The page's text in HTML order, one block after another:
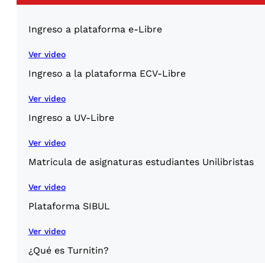
Ingreso a plataforma e-Libre
Ver video
Ingreso a la plataforma ECV-Libre
Ver video
Ingreso a UV-Libre
Ver video
Matricula de asignaturas estudiantes Unilibristas
Ver video
Plataforma SIBUL
Ver video
¿Qué es Turnitin?